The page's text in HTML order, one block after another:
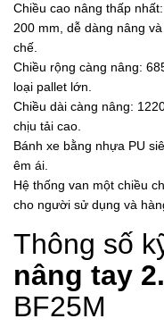
Chiều cao nâng thấp
200 mm, dễ dàng nâng
chế.
Chiều rộng càng nâng:
loại pallet lớn.
Chiều dài càng nâng:
chịu tải cao.
Bánh xe bằng nhựa PU
êm ái.
Hệ thống van một chiều
cho người sử dụng và
Thông số
nâng tay
BF25M